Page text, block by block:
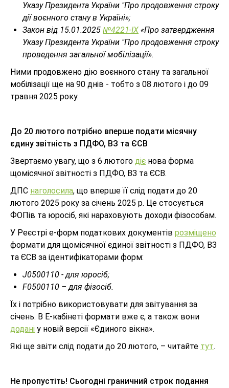
Указу Президента України "Про продовження строку
дії воєнного стану в Україні»;
Закон від 15.01.2025 №4221-IX «Про затвердження
Указу Президента України "Про продовження строку
проведення загальної мобілізації».
Ними продовжено дію воєнного стану та загальної
мобілізації ще на 90 днів - тобто з 08 лютого і до 09
травня 2025 року.
До 20 лютого потрібно вперше подати місячну
єдину звітність з ПДФО, ВЗ та ЄСВ
Звертаємо увагу, що з 6 лютого діє нова форма
щомісячної звітності з ПДФО, ВЗ та ЄСВ.
ДПС наголосила, що вперше її слід подати до 20
лютого 2025 року за січень 2025 р. Це стосується
ФОПів та юросіб, які нараховують доходи фізособам.
У Реєстрі е-форм податкових документів розміщено
формати для щомісячної єдиної звітності з ПДФО, ВЗ
та ЄСВ за ідентифікаторами форм:
J0500110 - для юросіб;
F0500110 – для фізосіб.
Їх і потрібно використовувати для звітування за
січень. В Е-кабінеті формати вже є, а також вони
додані у новій версії «Єдиного вікна».
Які ще звіти слід подати до 20 лютого, – читайте тут.
Не пропустіть! Сьогодні граничний строк подання